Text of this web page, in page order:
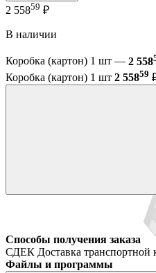
2 55859 ₽
В наличии
Коробка (картон) 1 шт — 2 558
Коробка (картон) 1 шт 2 55859
Способы получения заказа
СДЕК Доставка транспортной
Файлы и программы